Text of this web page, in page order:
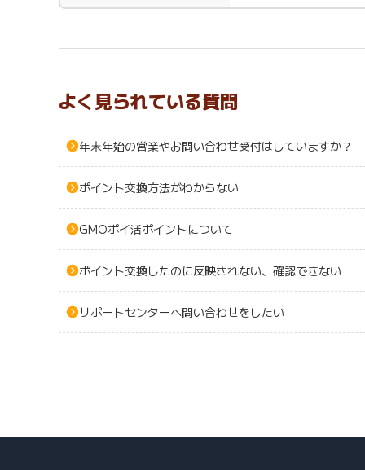
よく見られている質問
年末年始の営業やお問い合わせ受付はしていますか？
ポイント交換方法がわからない
GMOポイ活ポイントについて
ポイント交換したのに反映されない、確認できない
サポートセンターへ問い合わせをしたい